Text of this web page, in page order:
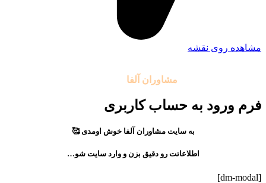
مشاهده روی نقشه
مشاوران آلفا
فرم ورود به حساب کاربری
به سایت مشاوران آلفا خوش اومدی 🥰
اطلاعاتت رو دقیق بزن و وارد سایت شو…
[dm-modal]